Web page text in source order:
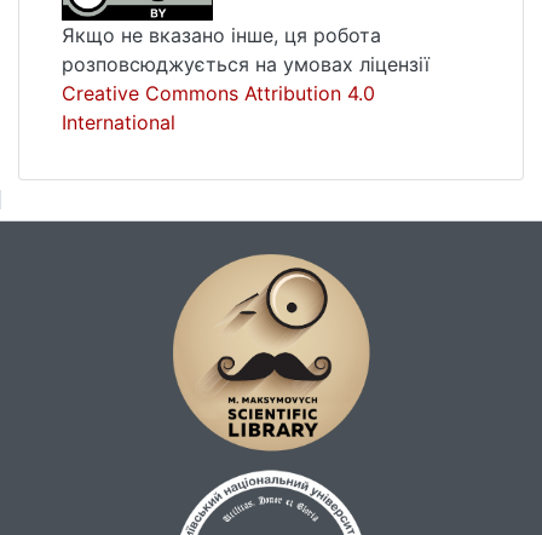
Якщо не вказано інше, ця робота
розповсюджується на умовах ліцензії
Creative Commons Attribution 4.0
International